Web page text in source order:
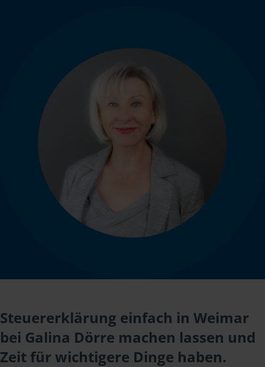
Steuererklärung einfach in Weimar
bei Galina Dörre machen lassen und
Zeit für wichtigere Dinge haben.